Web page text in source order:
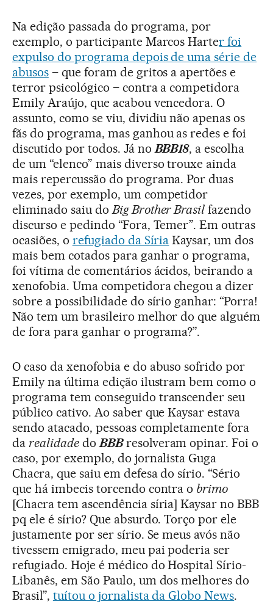
Na edição passada do programa, por
exemplo, o participante Marcos Harter foi
expulso do programa depois de uma série de
abusos– que foram de gritos a apertões e
terror psicológico – contra a competidora
Emily Araújo, que acabou vencedora. O
assunto, como se viu, dividiu não apenas os
fãs do programa, mas ganhou as redes e foi
discutido por todos. Já noBBB18, a escolha
de um “elenco” mais diverso trouxe ainda
mais repercussão do programa. Por duas
vezes, por exemplo, um competidor
eliminado saiu doBig Brother Brasil fazendo
discurso e pedindo “Fora, Temer”. Em outras
ocasiões, o refugiado da Síria Kaysar, um dos
mais bem cotados para ganhar o programa,
foi vítima de comentários ácidos, beirando a
xenofobia. Uma competidora chegou a dizer
sobre a possibilidade do sírio ganhar: “Porra!
Não tem um brasileiro melhor do que alguém
de fora para ganhar o programa?”.
O caso da xenofobia e do abuso sofrido por
Emily na última edição ilustram bem como o
programa tem conseguido transcender seu
público cativo. Ao saber que Kaysar estava
sendo atacado, pessoas completamente fora
da realidadedoBBBresolveram opinar. Foi o
caso, por exemplo, do jornalista Guga
Chacra, que saiu em defesa do sírio. “Sério
que há imbecis torcendo contra o brimo
[Chacra tem ascendência síria] Kaysar no BBB
pq ele é sírio? Que absurdo. Torço por ele
justamente por ser sírio. Se meus avós não
tivessem emigrado, meu pai poderia ser
refugiado. Hoje é médico do Hospital Sírio-
Libanês, em São Paulo, um dos melhores do
Brasil”, tuítou o jornalista da Globo News.